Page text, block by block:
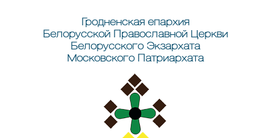
Гродненская епархия
Белорусской Православной Церкви
Белорусского Экзархата
Московского Патриархата